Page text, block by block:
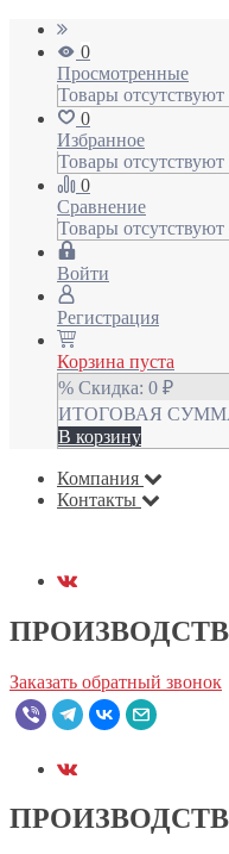
0
Просмотренные
Товары отсутствуют
0
Избранное
Товары отсутствуют
0
Сравнение
Товары отсутствуют
Войти
Регистрация
Корзина пуста
% Скидка: 0 ₽
ИТОГОВАЯ
В корзину
Компания
Контакты
Заказать обратный звонок